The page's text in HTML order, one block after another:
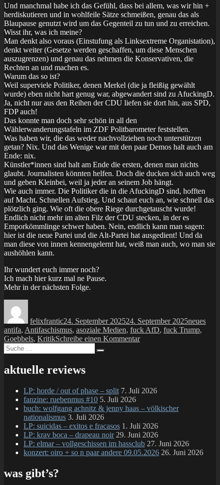
Und manchmal habe ich das Gefühl, dass bei allem, was wir hin +
herdiskutieren und in wohlfeile Sätze schmeißen, genau das als
Blaupause genutzt wird um das Gegenteil zu tun und zu erreichen.
Wisst ihr, was ich meine?
Man denkt also voraus (Einstufung als Linksextreme Organistation),
denkt weiter (Gesetze werden geschaffen, um diese Menschen
auszugrenzen) und genau das nehmen die Konservativen, die
Rechten an und machen es.
Warum das so ist?
Weil superviele Politiker, denen Merkel (die ja fleißig gewählt
wurde) eben nicht hart genug war, abgewandert sind zu AfuckingD.
Ja, nicht nur aus den Reihen der CDU liefen sie dort hin, aus SPD,
FDP auch!
Das konnte man doch sehr schön in all den
Wählerwanderungstafeln im ZDF Politbarometer feststellen.
Was haben wir, die das weder nachvollziehen noch unterstützen
getan? Nix. Und das Wenige war mit den paar Demos halt auch am
Ende: nix.
Künstler*innen sind halt am Ende die ersten, denen man nichts
glaubt. Journalisten könnten helfen. Doch die ducken sich auch weg
und geben Kleinbei, weil ja jeder an seinem Job hängt.
Wie auch immer. Die Politiker die in die AfuckingD sind, hofften
auf Macht. Schnellen Aufstieg. Und schaut euch an, wie schnell das
plötzlich ging. Wie oft die obere Riege durchgetauscht wurde!
Endlich nicht mehr im alten Filz der CDU stecken, in der es
Emporkömmlinge schwer haben. Nein, endlich kann man sagen:
hier ist die neue Partei und die Alt-Partei hat ausgedient! Und da
man diese von innen kennengelernt hat, weiß man auch, wo man sie
aushöhlen kann.
Ihr wundert euch immer noch?
Ich mach hier kurz mal ne Pause.
Mehr in der nächsten Folge.
felixfrantic24. September 202524. September 2025neues
antifa, Antifaschismus, asoziale Medien, fuck AfD, fuck Trump,
Goebbels, KritikSchreibe einen Kommentarzu
müde.
etwas
(Teil
I)
Suche
nach:
aktuelle reviews
LP: horde / out of phase – split 7. Juli 2026
fanzine: ruebenmus #10 5. Juli 2026
buch: wolfgang achnitz & jenny haas – völkischer
nationalismus 3. Juli 2026
LP: suicidas – exitos e fracasos 1. Juli 2026
LP: krav boca – drapeau noir 29. Juni 2026
LP: elmar – vollgeschissen im hassclub 27. Juni 2026
konzert: oiro + so n paar andere 09.05.2026 26. Juni 2026
was gibt’s?